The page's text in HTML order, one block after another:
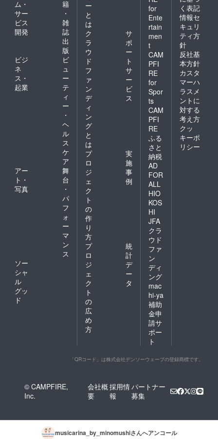
ム・
サー
ビス
開発
籍
・
雑
誌
出
版
ビジ
ネ
ス・
起業
ビ
ュ
ー
テ
ィ
ー
・
ヘ
ル
ス
ケ
ア
アー
ト・
写真
舞
台
・
パ
フ
ォ
ー
マ
ン
ス
ソー
シャ
ル
グッ
ド
ー
と
は
ク
ラ
ウ
ド
フ
ァ
ン
デ
ィ
ン
グ
と
は
サ
ポ
ー
ト
サ
ー
ビ
ス
プ
ロ
ジ
ェ
ク
ト
の
作
り
方
実
施
事
例
プ
ロ
ジ
ェ
ク
ト
の
広
め
方
統
計
デ
ー
タ
for
Ente
rtain
men
t
CAM
PFI
RE
for
Spor
ts
CAM
PFI
RE
ふる
さと
納税
AD
FOR
ALL
HIO
KOS
HI
JFA
クラ
ウド
ファ
ン
ディ
ング
mac
hi-ya
補助
金申
請サ
ポー
ト
く表記
情報セ
キュリ
ティ方
針
反社基
本方針
カスタ
マーハ
ラスメ
ントに
対する
考え方
クッ
キーポ
リシー
「QRコード」は株式会社デンソーウェーブの登録商標です。
© CAMPFIRE,
Inc.
会社概
要
採用情
報
パートナー
募集
musicarina_by_minomushiさんへアンコール